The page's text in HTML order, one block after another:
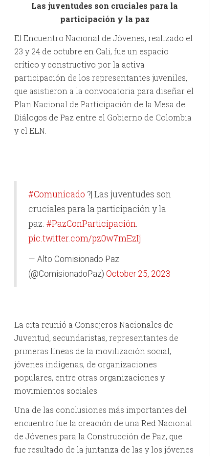
Las juventudes son cruciales para la
participación y la paz
El Encuentro Nacional de Jóvenes, realizado el
23 y 24 de octubre en Cali, fue un espacio
crítico y constructivo por la activa
participación de los representantes juveniles,
que asistieron a la convocatoria para diseñar el
Plan Nacional de Participación de la Mesa de
Diálogos de Paz entre el Gobierno de Colombia
y el ELN.
#Comunicado ?| Las juventudes son
cruciales para la participación y la
paz. #PazConParticipación.
pic.twitter.com/pz0w7mEzIj
— Alto Comisionado Paz
(@ComisionadoPaz) October 25, 2023
La cita reunió a Consejeros Nacionales de
Juventud, secundaristas, representantes de
primeras líneas de la movilización social,
jóvenes indígenas, de organizaciones
populares, entre otras organizaciones y
movimientos sociales.
Una de las conclusiones más importantes del
encuentro fue la creación de una Red Nacional
de Jóvenes para la Construcción de Paz, que
fue resultado de la juntanza de las y los jóvenes